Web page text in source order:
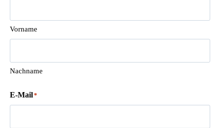
Vorname
Nachname
E-Mail*